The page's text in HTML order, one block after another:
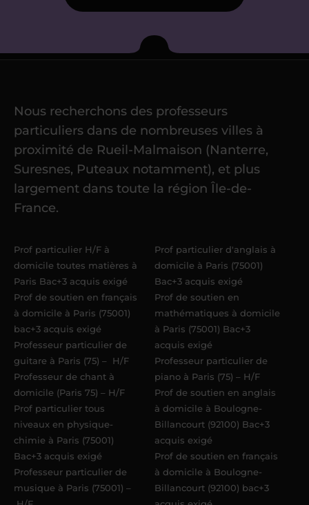
Je commence mes cours
Ma candidature validée, mon référent
musique Acadomia.
Nous recherchons des professeurs
particuliers dans de nombreuses villes à
proximité de Rueil-Malmaison (Nanterre,
Suresnes, Puteaux notamment), et plus
largement dans toute la région Île-de-
France.
Prof particulier H/F à
domicile toutes matières à
Paris Bac+3 acquis exigé
Prof de soutien en français
à domicile à Paris (75001)
bac+3 acquis exigé
Professeur particulier de
guitare à Paris (75) – H/F
Professeur de chant à
domicile (Paris 75) – H/F
Prof particulier tous
niveaux en physique-
chimie à Paris (75001)
Bac+3 acquis exigé
Professeur particulier de
musique à Paris (75001) –
Prof particulier d'anglais à
domicile à Paris (75001)
Bac+3 acquis exigé
Prof de soutien en
mathématiques à domicile
à Paris (75001) Bac+3
acquis exigé
Professeur particulier de
piano à Paris (75) – H/F
Prof de soutien en anglais
à domicile à Boulogne-
Billancourt (92100) Bac+3
acquis exigé
Prof de soutien en français
à domicile à Boulogne-
Billancourt (92100) bac+3